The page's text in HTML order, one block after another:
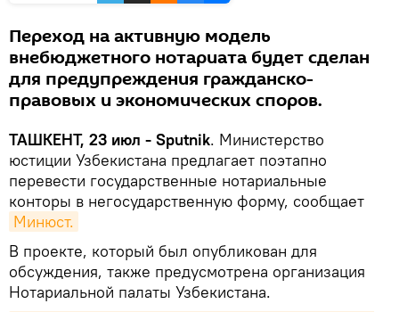
Переход на активную модель
внебюджетного нотариата будет сделан
для предупреждения гражданско-
правовых и экономических споров.
ТАШКЕНТ, 23 июл - Sputnik. Министерство
юстиции Узбекистана предлагает поэтапно
перевести государственные нотариальные
конторы в негосударственную форму, сообщает
Минюст.
В проекте, который был опубликован для
обсуждения, также предусмотрена организация
Нотариальной палаты Узбекистана.